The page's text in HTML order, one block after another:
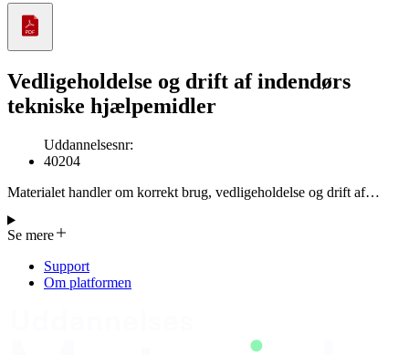
Vedligeholdelse og drift af indendørs
tekniske hjælpemidler
Uddannelsesnr:
40204
Materialet handler om korrekt brug, vedligeholdelse og drift af
Se mere
Support
Om platformen